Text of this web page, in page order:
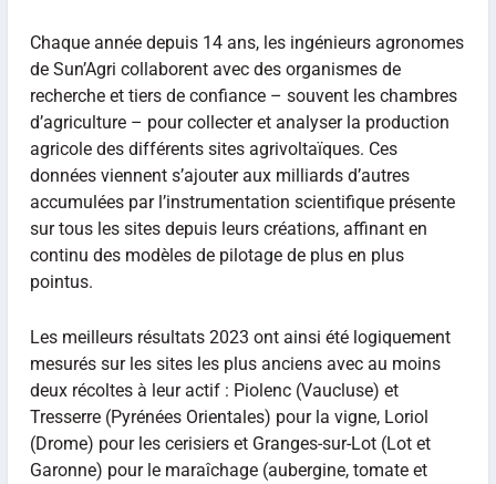
Chaque année depuis 14 ans, les ingénieurs agronomes
de Sun’Agri collaborent avec des organismes de
recherche et tiers de confiance – souvent les chambres
d’agriculture – pour collecter et analyser la production
agricole des différents sites agrivoltaïques. Ces
données viennent s’ajouter aux milliards d’autres
accumulées par l’instrumentation scientifique présente
sur tous les sites depuis leurs créations, affinant en
continu des modèles de pilotage de plus en plus
pointus.
Les meilleurs résultats 2023 ont ainsi été logiquement
mesurés sur les sites les plus anciens avec au moins
deux récoltes à leur actif : Piolenc (Vaucluse) et
Tresserre (Pyrénées Orientales) pour la vigne, Loriol
(Drome) pour les cerisiers et Granges-sur-Lot (Lot et
Garonne) pour le maraîchage (aubergine, tomate et